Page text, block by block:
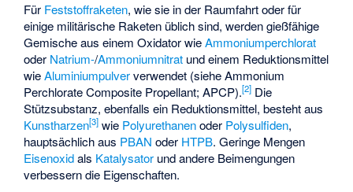
Für Feststoffraketen, wie sie in der Raumfahrt oder für
einige militärische Raketen üblich sind, werden gießfähige
Gemische aus einem Oxidator wieAmmoniumperchlorat
oder Natrium-/Ammoniumnitrat und einem Reduktionsmittel
wieAluminiumpulververwendet (sieheAmmonium
Perchlorate Composite Propellant; APCP).[2] Die
Stützsubstanz, ebenfalls ein Reduktionsmittel, besteht aus
Kunstharzen[3] wie Polyurethanenoder Polysulfiden,
hauptsächlich aus PBAN oder HTPB. Geringe Mengen
Eisenoxidals Katalysator und andere Beimengungen
verbessern die Eigenschaften.